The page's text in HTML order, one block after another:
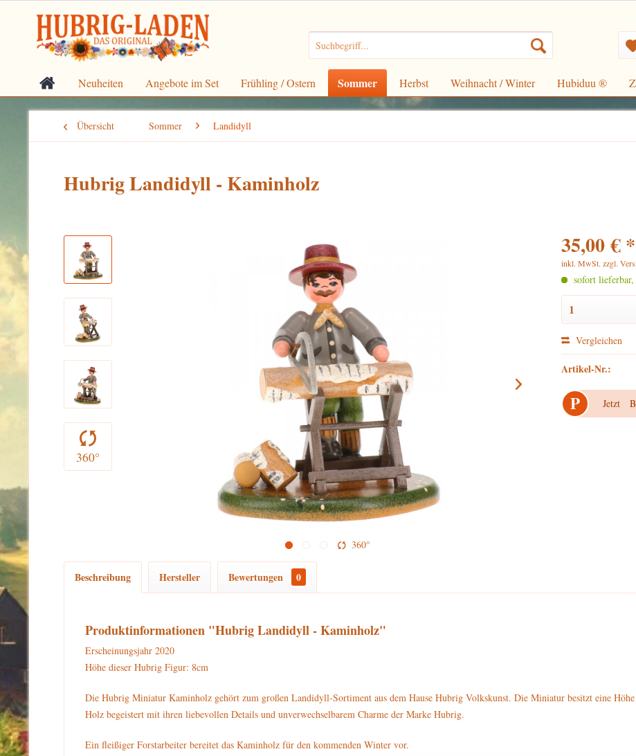
Neuheiten Angebote im Set Frühling / Ostern Sommer Herbst Weihnacht / Winter Hubiduu ®
Übersicht Sommer Landidyll
Hubrig Landidyll - Kaminholz
360°
360°
35,00 € *
inkl. MwSt.zzgl.
sofort
Vergleichen
Artikel-Nr.:
P Jetzt
Beschreibung Hersteller Bewertungen 0
Produktinformationen "Hubrig Landidyll - Kaminholz"
Erscheinungsjahr 2020
Höhe dieser Hubrig Figur: 8cm
Die Hubrig Miniatur Kaminholz gehört zum großen Landidyll-Sortiment aus dem Hause Hubrig Volkskunst. Die Miniatur besitzt eine
Holz begeistert mit ihren liebevollen Details und unverwechselbarem Charme der Marke Hubrig.
Ein fleißiger Forstarbeiter bereitet das Kaminholz für den kommenden Winter vor.